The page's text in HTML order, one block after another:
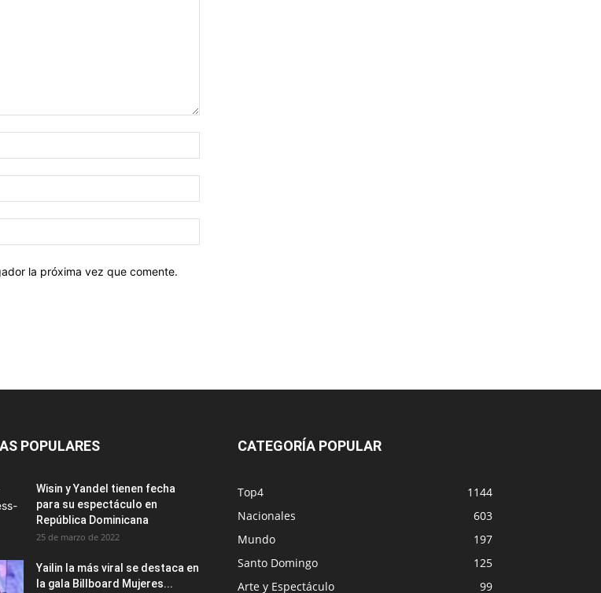
la próxima vez que comente.
POPULARES
Wisin y Yandel tienen fecha
para su espectáculo en
República Dominicana
25 de marzo de 2022
Yailin la más viral se destaca en
la gala Billboard Mujeres...
CATEGORÍA POPULAR
Top4
1144
Nacionales
603
Mundo
197
Santo Domingo
125
Arte y Espectáculo
99